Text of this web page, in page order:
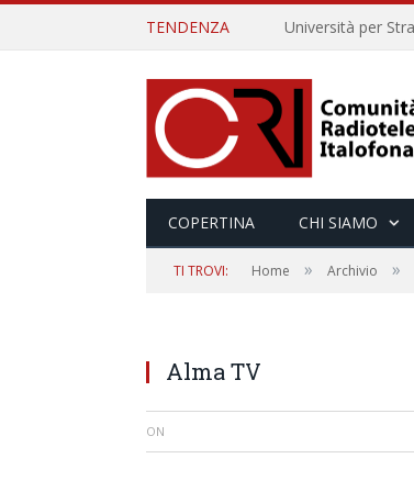
TENDENZA
COPERTINA CHI SIAMO
TI TROVI: Home » Archivio »
Alma TV
ON